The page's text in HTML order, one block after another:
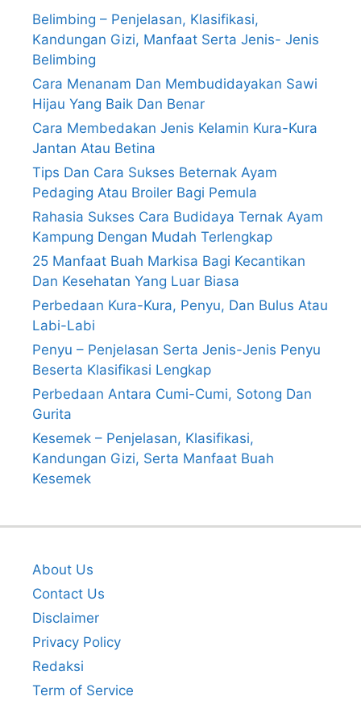
Belimbing – Penjelasan, Klasifikasi,
Kandungan Gizi, Manfaat Serta Jenis- Jenis
Belimbing
Cara Menanam Dan Membudidayakan Sawi
Hijau Yang Baik Dan Benar
Cara Membedakan Jenis Kelamin Kura-Kura
Jantan Atau Betina
Tips Dan Cara Sukses Beternak Ayam
Pedaging Atau Broiler Bagi Pemula
Rahasia Sukses Cara Budidaya Ternak Ayam
Kampung Dengan Mudah Terlengkap
25 Manfaat Buah Markisa Bagi Kecantikan
Dan Kesehatan Yang Luar Biasa
Perbedaan Kura-Kura, Penyu, Dan Bulus Atau
Labi-Labi
Penyu – Penjelasan Serta Jenis-Jenis Penyu
Beserta Klasifikasi Lengkap
Perbedaan Antara Cumi-Cumi, Sotong Dan
Gurita
Kesemek – Penjelasan, Klasifikasi,
Kandungan Gizi, Serta Manfaat Buah
Kesemek
About Us
Contact Us
Disclaimer
Privacy Policy
Redaksi
Term of Service